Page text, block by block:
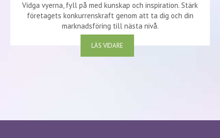
Vidga vyerna, fyll på med kunskap och inspiration. Stärk
företagets konkurrenskraft genom att ta dig och din
marknadsföring till nästa nivå.
LÄS VIDARE